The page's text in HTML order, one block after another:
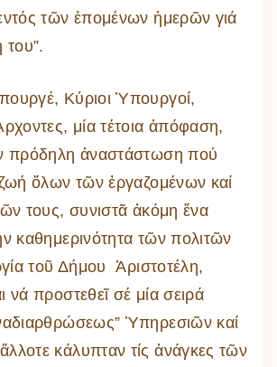
τῶν ἑπoμένων ἡμερῶν γιά
του”.
Κύριοι Ὑπουργοί,
μία τέτοια ἀπόφαση,
πρόδηλη ἀναστάστωση πού
ὅλων τῶν ἐργαζομένων καί
τους, συνιστᾶ ἀκόμη ἕνα
καθημερινότητα τῶν πολιτῶν
τοῦ Δήμου Ἀριστοτέλη,
νά προστεθεῖ σέ μία σειρά
Ὑπηρεσιῶν καί
κάλυπταν τίς ἀνάγκες τῶν